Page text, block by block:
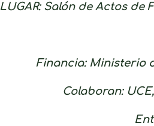
LUGAR: Salón de Actos de
Financia: Ministerio
Colaboran: